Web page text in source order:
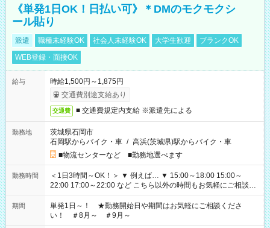
《単発1日OK！日払い可》＊DMのモクモクシ
ール貼り
派遣 職種未経験OK 社会人未経験OK 大学生歓迎
ブランクOK
WEB登録・面接OK
給与
時給1,500円～1,875円
交通費別途支給あり
交通費 ■ 交通費規定内支給 ※派遣先による
勤務地
茨城県石岡市
石岡駅からバイク・車 / 高浜(茨城県)駅からバイク・車
■物流センターなど ■勤務地選べます
勤務時間
＜1日3時間～OK！＞ ▼ 例えば… ▼ 15:00～18:00 15:00～
22:00 17:00～22:00 など こちら以外の時間もお気軽にご相談く
ださい！
期間
単発1日～！ ★勤務開始日や期間はお気軽にご相談くださ
い！ ＃8月～ ＃9月～